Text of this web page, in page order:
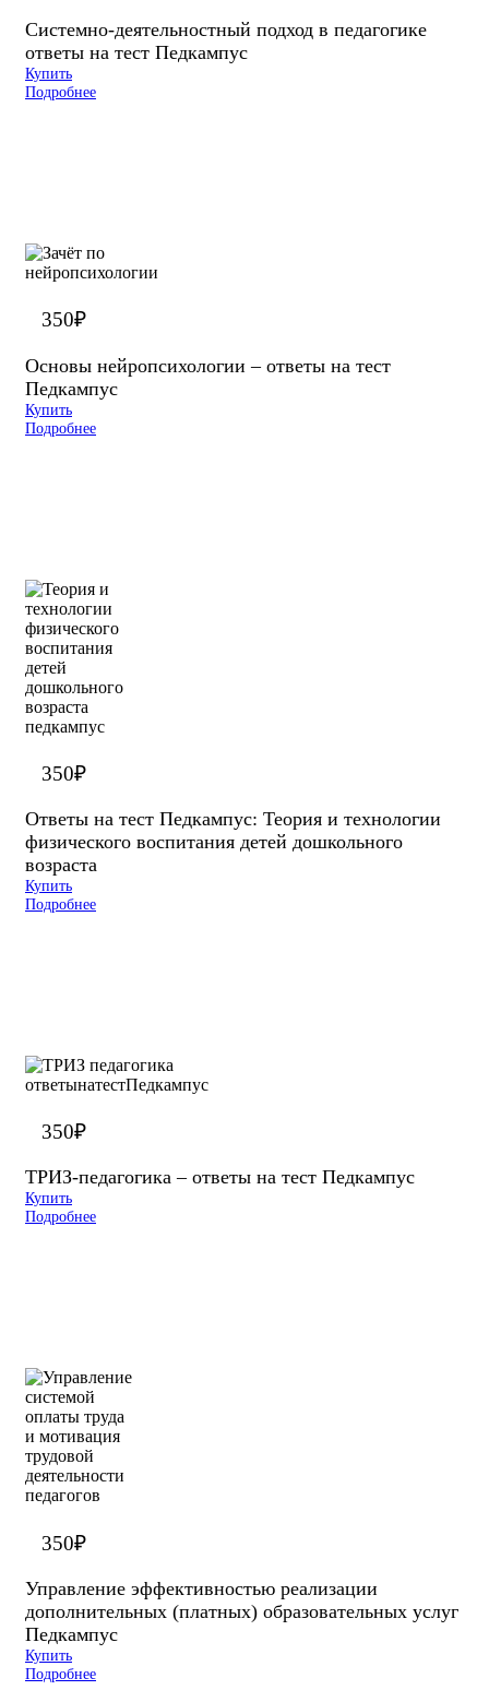
Системно-деятельностный подход в педагогике
ответы на тест Педкампус
Купить
Подробнее
350₽
Основы нейропсихологии – ответы на тест
Педкампус
Купить
Подробнее
350₽
Ответы на тест Педкампус: Теория и технологии
физического воспитания детей дошкольного
возраста
Купить
Подробнее
350₽
ТРИЗ-педагогика – ответы на тест Педкампус
Купить
Подробнее
350₽
Управление эффективностью реализации
дополнительных (платных) образовательных услуг
Педкампус
Купить
Подробнее